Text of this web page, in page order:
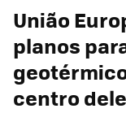
União
planos
centro